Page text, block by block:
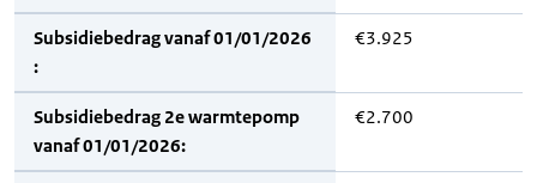
Subsidiebedrag vanaf 01/01/2026
:
€3.925
Subsidiebedrag 2e warmtepomp
vanaf 01/01/2026:
€2.700